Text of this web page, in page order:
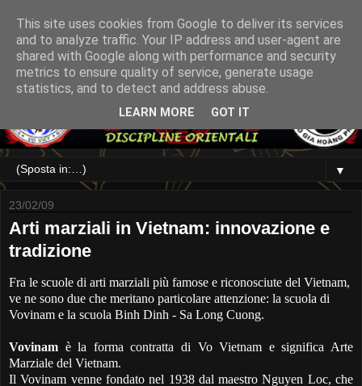
▼
23/02/09
Arti marziali in Vietnam: innovazione e
tradizione
Fra le scuole di arti marziali più famose e riconosciute del Vietnam,
ve ne sono due che meritano particolare attenzione: la scuola di
Vovinam e la scuola Binh Dinh - Sa Long Cuong.
Vovinam è la forma contratta di Vo Vietnam e significa Arte
Marziale del Vietnam.
Il Vovinam venne fondato nel 1938 dal maestro Nguyen Loc, che
This site uses cookies from Google to deliver its services
and to analyze traffic. Your IP address and user-agent are
shared with Google along with performance and security
metrics to ensure quality of service, generate usage
statistics, and to detect and address abuse.
LEARN MORE GOT IT